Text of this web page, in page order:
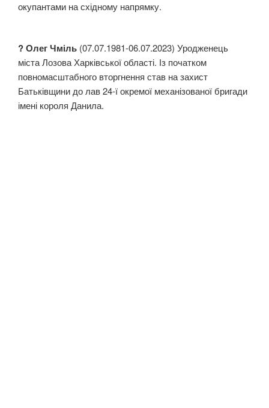
окупантами на східному напрямку.
? Олег Чміль (07.07.1981-06.07.2023) Уродженець
міста Лозова Харківської області. Із початком
повномасштабного вторгнення став на захист
Батьківщини до лав 24-ї окремої механізованої бригади
імені короля Данила.